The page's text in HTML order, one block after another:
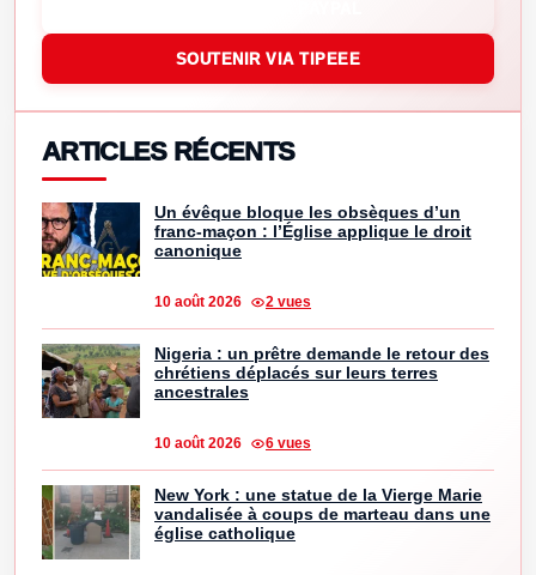
SOUTENIR VIA TIPEEE
ARTICLES RÉCENTS
Un évêque bloque les obsèques d’un
franc-maçon : l’Église applique le droit
canonique
10 août 2026 2 vues
Nigeria : un prêtre demande le retour des
chrétiens déplacés sur leurs terres
ancestrales
10 août 2026 6 vues
New York : une statue de la Vierge Marie
vandalisée à coups de marteau dans une
église catholique